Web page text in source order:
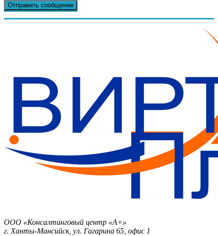
ООО «Консалтинговый центр «А+»
г. Ханты-Мансийск, ул. Гагарина 65, офис 1